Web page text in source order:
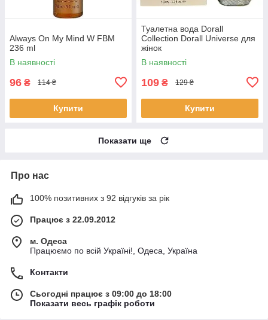
Always On My Mind W FBM
236 ml
В наявності
96 ₴ 114 ₴
Купити
Туалетна вода Dorall
Collection Dorall Universe для
жінок
В наявності
109 ₴ 129 ₴
Купити
Показати ще
Про нас
100% позитивних з 92 відгуків за рік
Працює з 22.09.2012
м. Одеса
Працюємо по всій Україні!, Одеса, Україна
Контакти
Сьогодні працює з 09:00 до 18:00
Показати весь графік роботи